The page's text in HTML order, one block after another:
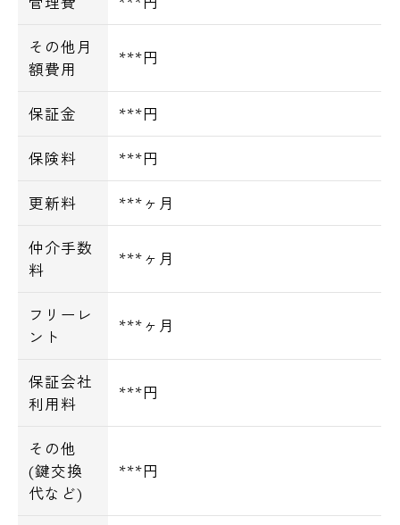
その他月
額費用
***円
保証金 ***円
保険料 ***円
更新料 ***ヶ月
仲介手数
料
***ヶ月
フリーレ
ント
***ヶ月
保証会社
利用料
***円
その他
(鍵交換
代など)
***円